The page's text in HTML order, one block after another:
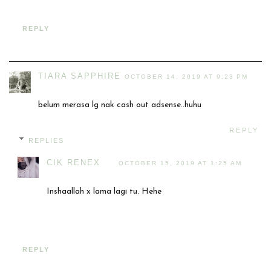
REPLY
TIARA SAPPHIRE OCTOBER 14, 2019 AT 9:23 PM
belum merasa lg nak cash out adsense..huhu
REPLY
REPLIES
CIK RENEX OCTOBER 15, 2019 AT 1:25 AM
Inshaallah x lama lagi tu. Hehe
REPLY